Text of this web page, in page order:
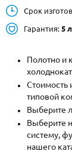
НАЙТИ:
Срок
Гарантия: 5
Полотно и
Стоимость
типовой
Выберите
Выберите
систему,
нашего